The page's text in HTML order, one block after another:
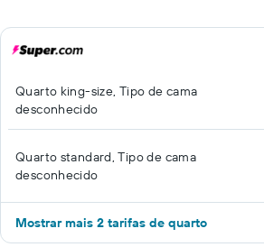
Quarto king-size, Tipo de cama
desconhecido
Quarto standard, Tipo de cama
desconhecido
Mostrar mais 2 tarifas de quarto